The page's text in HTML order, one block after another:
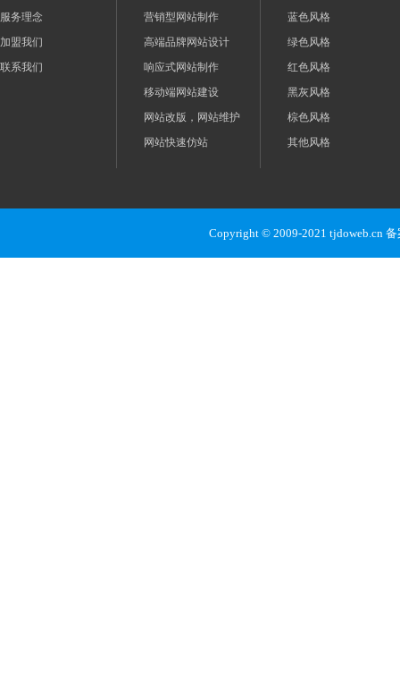
服务理念
加盟我们
联系我们
营销型网站制作
高端品牌网站设计
响应式网站制作
移动端网站建设
网站改版，网站维护
网站快速仿站
蓝色风格
绿色风格
红色风格
黑灰风格
棕色风格
其他风格
Copyright © 2009-2021 tjdoweb.cn